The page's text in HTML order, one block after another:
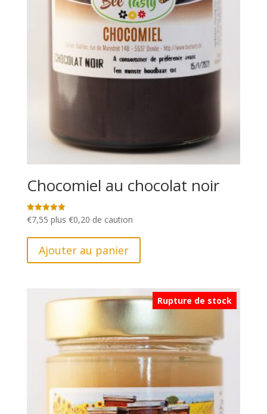
Chocomiel au chocolat noir
Note
5.00
€7,55 plus €0,20 de caution
Ajouter au panier
Rupture de stock